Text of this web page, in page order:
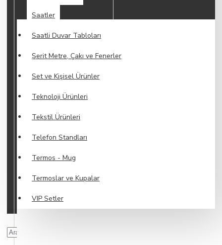
Saatler
Saatli Duvar Tabloları
Şerit Metre, Çakı ve Fenerler
Set ve Kişisel Ürünler
Teknoloji Ürünleri
Tekstil Ürünleri
Telefon Standları
Termos - Mug
Termoslar ve Kupalar
VIP Setler